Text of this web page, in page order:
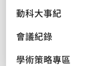
動科大事紀
會議紀錄
學術策略專區